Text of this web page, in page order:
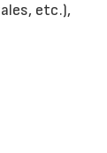
etc.),